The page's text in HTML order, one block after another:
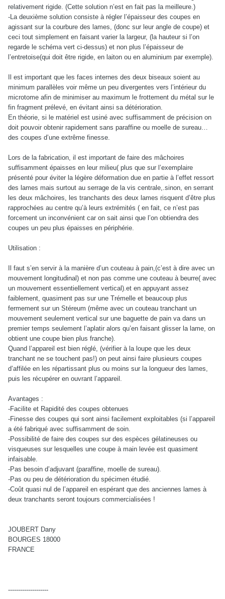
relativement rigide. (Cette solution n’est en fait pas la meilleure.)
-La deuxième solution consiste à régler l’épaisseur des coupes en
agissant sur la courbure des lames, (donc sur leur angle de coupe) et
ceci tout simplement en faisant varier la largeur, (la hauteur si l’on
regarde le schéma vert ci-dessus) et non plus l’épaisseur de
l’entretoise(qui doit être rigide, en laiton ou en aluminium par exemple).
Il est important que les faces internes des deux biseaux soient au
minimum parallèles voir même un peu divergentes vers l’intérieur du
microtome afin de minimiser au maximum le frottement du métal sur le
fin fragment prélevé, en évitant ainsi sa détérioration.
En théorie, si le matériel est usiné avec suffisamment de précision on
doit pouvoir obtenir rapidement sans paraffine ou moelle de sureau…
des coupes d’une extrême finesse.
Lors de la fabrication, il est important de faire des mâchoires
suffisamment épaisses en leur milieu( plus que sur l’exemplaire
présenté pour éviter la légère déformation due en partie à l’effet ressort
des lames mais surtout au serrage de la vis centrale,.sinon, en serrant
les deux mâchoires, les tranchants des deux lames risquent d’être plus
rapprochées au centre qu’à leurs extrémités ( en fait, ce n’est pas
forcement un inconvénient car on sait ainsi que l’on obtiendra des
coupes un peu plus épaisses en périphérie.
Utilisation :
Il faut s’en servir à la manière d’un couteau à pain,(c’est à dire avec un
mouvement longitudinal) et non pas comme une couteau à beurre( avec
un mouvement essentiellement vertical).et en appuyant assez
faiblement, quasiment pas sur une Trémelle et beaucoup plus
fermement sur un Stéreum (même avec un couteau tranchant un
mouvement seulement vertical sur une baguette de pain va dans un
premier temps seulement l’aplatir alors qu’en faisant glisser la lame, on
obtient une coupe bien plus franche).
Quand l’appareil est bien réglé, (vérifier à la loupe que les deux
tranchant ne se touchent pas!) on peut ainsi faire plusieurs coupes
d’affilée en les répartissant plus ou moins sur la longueur des lames,
puis les récupérer en ouvrant l’appareil.
Avantages :
-Facilite et Rapidité des coupes obtenues
-Finesse des coupes qui sont ainsi facilement exploitables (si l’appareil
a été fabriqué avec suffisamment de soin.
-Possibilité de faire des coupes sur des espèces gélatineuses ou
visqueuses sur lesquelles une coupe à main levée est quasiment
infaisable.
-Pas besoin d’adjuvant (paraffine, moelle de sureau).
-Pas ou peu de détérioration du spécimen étudié.
-Coût quasi nul de l’appareil en espérant que des anciennes lames à
deux tranchants seront toujours commercialisées !
JOUBERT Dany
BOURGES 18000
FRANCE
--------------------